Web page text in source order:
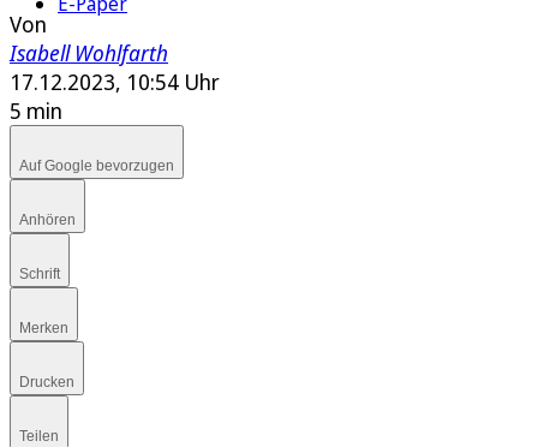
Von
Isabell Wohlfarth
17.12.2023, 10:54 Uhr
5 min
Auf Google bevorzugen
Anhören
Schrift
Merken
Drucken
Teilen